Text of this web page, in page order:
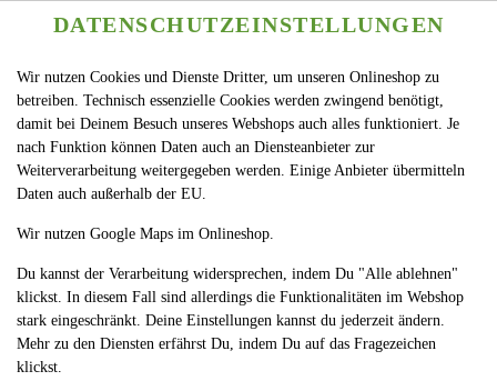
90. GARNELEN MIT ROTEM
CURRY (SCHARF)
DATENSCHUTZEINSTELLUNGEN
Wir nutzen Cookies und Dienste Dritter, um unseren Onlineshop zu
betreiben. Technisch essenzielle Cookies werden zwingend benötigt,
damit bei Deinem Besuch unseres Webshops auch alles funktioniert. Je
nach Funktion können Daten auch an Diensteanbieter zur
Weiterverarbeitung weitergegeben werden. Einige Anbieter übermitteln
Daten auch außerhalb der EU.
Wir nutzen Google Maps im Onlineshop.
Du kannst der Verarbeitung widersprechen, indem Du "Alle ablehnen"
klickst. In diesem Fall sind allerdings die Funktionalitäten im Webshop
stark eingeschränkt. Deine Einstellungen kannst du jederzeit ändern.
Mehr zu den Diensten erfährst Du, indem Du auf das Fragezeichen
klickst.